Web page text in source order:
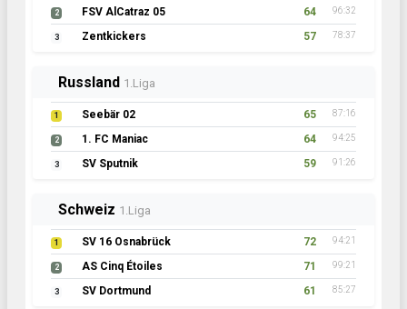
2 Bäscher Browns 06 59 78:24
3 RFC Mount Florida 54 66:24
Schweden1.Liga
1 DJK Mintard 66 109:27
2 Hels1ng3orgs IF 66 96:22
3 Vikersund Vikings 57 80:30
Irland1.Liga
1 Ireland Fighters 71 94:17
2 Drogheda Thunder 69 87:24
3 SG FireFighters 56 75:25